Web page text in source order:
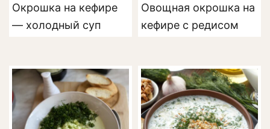
Окрошка на кефире
— холодный суп
Овощная окрошка на
кефире с редисом